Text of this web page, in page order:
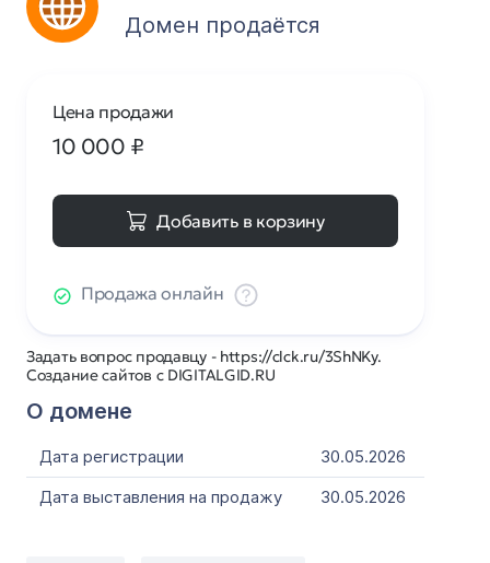
Домен продаётся
Задать вопрос продавцу - https://clck.ru/3ShNKy.
Создание сайтов с DIGITALGID.RU
О домене
Дата регистрации
30.05.2026
Дата выставления на продажу
30.05.2026
Цена продажи
10 000 ₽
Добавить в корзину
Продажа онлайн